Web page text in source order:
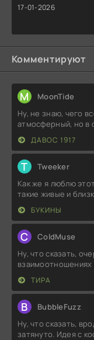
17-01-2026
Комментируют
M MoonTide
Ну, не знаю, чего
атмосферный, но в
ДАВОС 1917
T Tweeker
Как же я люблю
такие живые и
БУКИНЫ
C ColdMuse
Ну, что сказать,
взаимоотношениях
ТИРА
B BubbleFuzz
Ну, что сказать,
затянуто. Идея с